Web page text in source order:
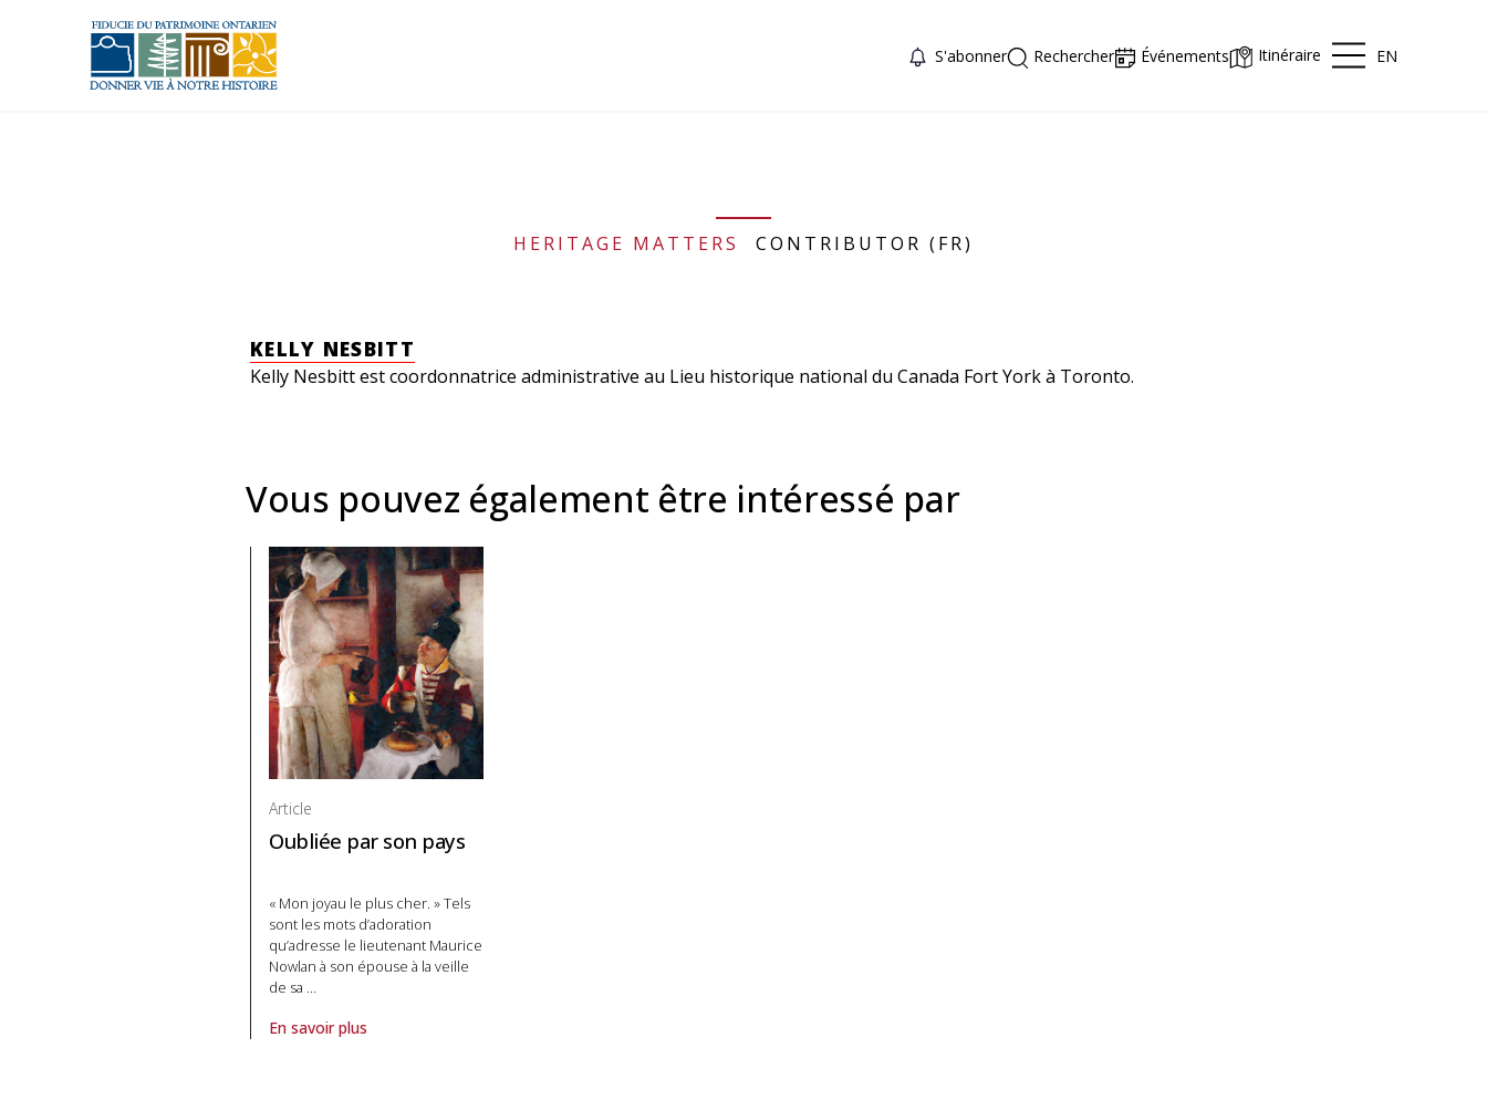
S'abonner Rechercher Événements Itinéraire EN
HERITAGE MATTERS CONTRIBUTOR (FR)
KELLY NESBITT
Kelly Nesbitt est coordonnatrice administrative au Lieu historique national du Canada Fort York à Toronto.
Vous pouvez également être intéressé par
Article
Oubliée par son pays
« Mon joyau le plus cher. » Tels
sont les mots d’adoration
qu’adresse le lieutenant Maurice
Nowlan à son épouse à la veille
de sa …
En savoir plus
À propos de article Oubliée par son pays